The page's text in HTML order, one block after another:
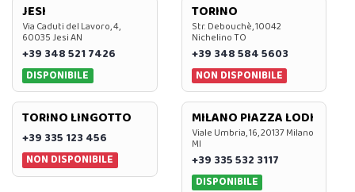
JESI
Via Caduti del Lavoro, 4,
60035 Jesi AN
+39 348 521 7426
DISPONIBILE
TORINO
Str. Debouchè, 10042
Nichelino TO
+39 348 584 5603
NON DISPONIBILE
TORINO LINGOTTO
+39 335 123 456
NON DISPONIBILE
MILANO PIAZZA LODI
Viale Umbria, 16, 20137 Milano
MI
+39 335 532 3117
DISPONIBILE